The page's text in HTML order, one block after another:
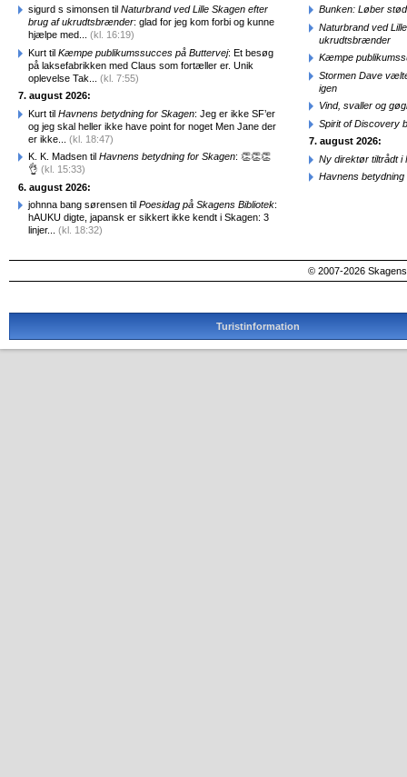
sigurd s simonsen til Naturbrand ved Lille Skagen efter
brug af ukrudtsbrænder: glad for jeg kom forbi og kunne
hjælpe med... (kl. 16:19)
Kurt til Kæmpe publikumssucces på Buttervej: Et besøg
på laksefabrikken med Claus som fortæller er. Unik
oplevelse Tak... (kl. 7:55)
7. august 2026:
Kurt til Havnens betydning for Skagen: Jeg er ikke SF’er
og jeg skal heller ikke have point for noget Men Jane der
er ikke... (kl. 18:47)
K. K. Madsen til Havnens betydning for Skagen: 👏👏👏
👌 (kl. 15:33)
6. august 2026:
johnna bang sørensen til Poesidag på Skagens Bibliotek:
hAUKU digte, japansk er sikkert ikke kendt i Skagen: 3
linjer... (kl. 18:32)
Bunken: Løber
Naturbrand ved
ukrudtsbrænder
Kæmpe
Stormen Dave
igen
Vind, svaller og
Spirit of Discovery
7. august 2026:
Ny direktør tiltrådt i
Havnens betydning
© 2007-2026
Turistinformation